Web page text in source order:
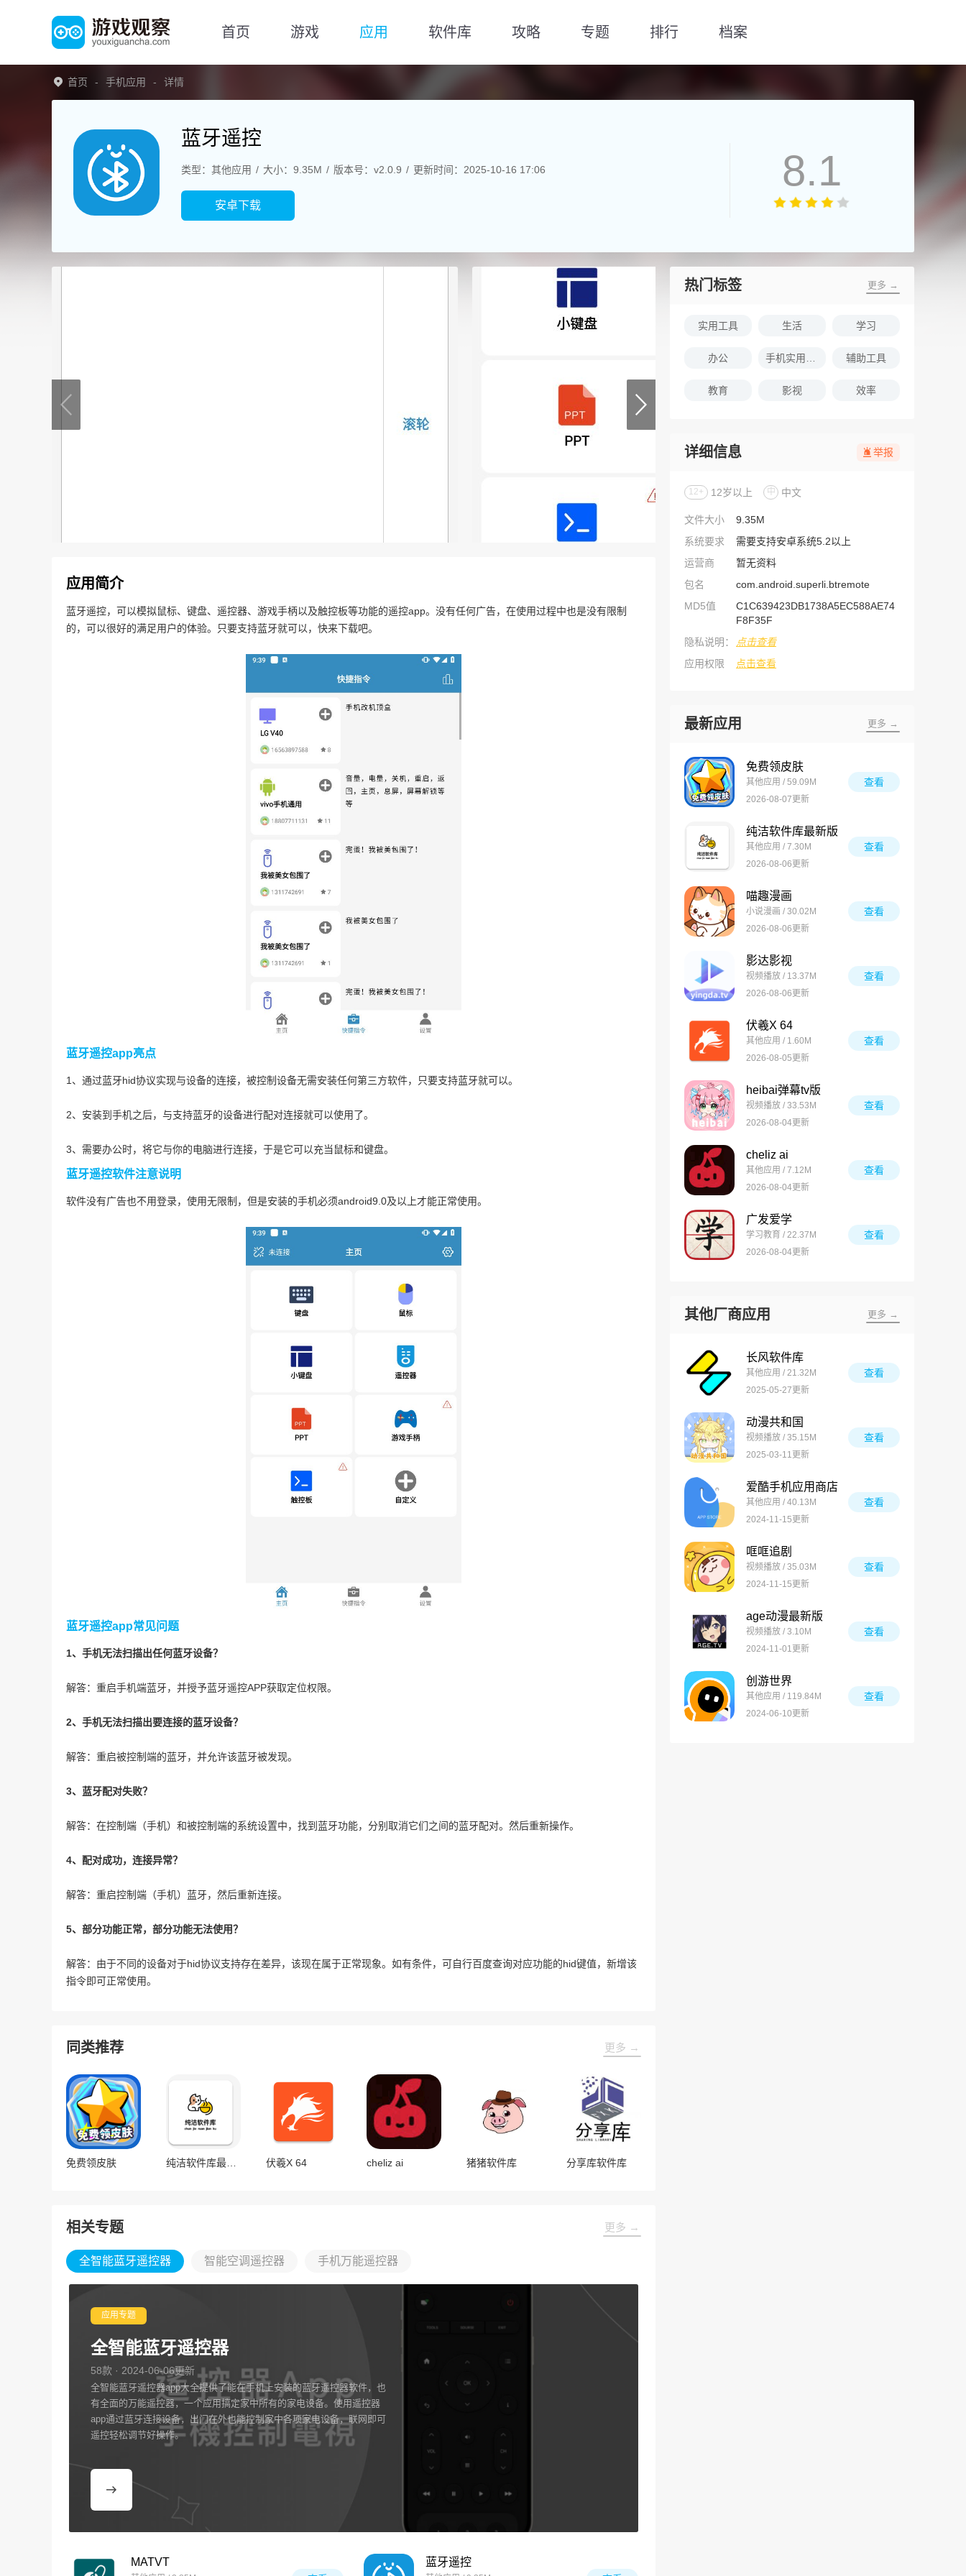
首页 游戏 应用 软件库 攻略 专题 排行 档案
首页 手机应用 详情
蓝牙遥控
类型：其他应用 大小：9.35M 版本号：v2.0.9 更新时间：2025-10-16 17:06
安卓下载
8.1
应用简介
蓝牙遥控，可以模拟鼠标、键盘、遥控器、游戏手柄以及触控板等功能的遥控app。没有任何广告，在使用过程中也是没有限制
的，可以很好的满足用户的体验。只要支持蓝牙就可以，快来下载吧。
蓝牙遥控app亮点
1、通过蓝牙hid协议实现与设备的连接，被控制设备无需安装任何第三方软件，只要支持蓝牙就可以。
2、安装到手机之后，与支持蓝牙的设备进行配对连接就可以使用了。
3、需要办公时，将它与你的电脑进行连接，于是它可以充当鼠标和键盘。
蓝牙遥控软件注意说明
软件没有广告也不用登录，使用无限制，但是安装的手机必须android9.0及以上才能正常使用。
蓝牙遥控app常见问题
1、手机无法扫描出任何蓝牙设备？
解答：重启手机端蓝牙，并授予蓝牙遥控APP获取定位权限。
2、手机无法扫描出要连接的蓝牙设备？
解答：重启被控制端的蓝牙，并允许该蓝牙被发现。
3、蓝牙配对失败？
解答：在控制端（手机）和被控制端的系统设置中，找到蓝牙功能，分别取消它们之间的蓝牙配对。然后重新操作。
4、配对成功，连接异常？
解答：重启控制端（手机）蓝牙，然后重新连接。
5、部分功能正常，部分功能无法使用？
解答：由于不同的设备对于hid协议支持存在差异，该现在属于正常现象。如有条件，可自行百度查询对应功能的hid键值，新增该
指令即可正常使用。
同类推荐 更多 →
免费领皮肤 伏羲X 64 cheliz ai 猪猪软件库 分享库软件库
相关专题 更多 →
全智能蓝牙遥控器 智能空调遥控器 手机万能遥控器
应用专题
全智能蓝牙遥控器
58款 · 2024-06-06更新
全智能蓝牙遥控器app大全提供了能在手机上安装的蓝牙遥控器软件，也
有全面的万能遥控器，一个应用搞定家中所有的家电设备。使用遥控器
app通过蓝牙连接设备，出门在外也能控制家中各项家电设备，联网即可
遥控轻松调节好操作。
MATVT 蓝牙遥控
热门标签 更多 →
实用工具 生活 学习
办公 辅助工具
教育 影视 效率
详细信息 举报
12+ 12岁以上 中 中文
文件大小
9.35M
系统要求
需要支持安卓系统5.2以上
运营商
暂无资料
包名
com.android.superli.btremote
MD5值
C1C639423DB1738A5EC588AE74
F8F35F
隐私说明：
点击查看
应用权限
点击查看
最新应用 更多 →
免费领皮肤
其他应用 / 59.09M
2026-08-07更新
查看
纯洁软件库最新版
其他应用 / 7.30M
2026-08-06更新
查看
喵趣漫画
小说漫画 / 30.02M
2026-08-06更新
查看
影达影视
视频播放 / 13.37M
2026-08-06更新
查看
伏羲X 64
其他应用 / 1.60M
2026-08-05更新
查看
heibai弹幕tv版
视频播放 / 33.53M
2026-08-04更新
查看
cheliz ai
其他应用 / 7.12M
2026-08-04更新
查看
广发爱学
学习教育 / 22.37M
2026-08-04更新
查看
其他厂商应用 更多 →
长风软件库
其他应用 / 21.32M
2025-05-27更新
查看
动漫共和国
视频播放 / 35.15M
2025-03-11更新
查看
爱酷手机应用商店
其他应用 / 40.13M
2024-11-15更新
查看
哐哐追剧
视频播放 / 35.03M
2024-11-15更新
查看
age动漫最新版
视频播放 / 3.10M
2024-11-01更新
查看
创游世界
其他应用 / 119.84M
2024-06-10更新
查看